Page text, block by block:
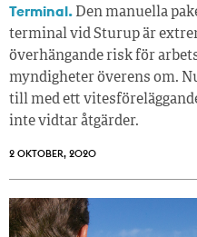
Terminal. Den manuella
terminal vid Sturup är
överhängande risk för
myndigheter överens om.
till med ett
inte vidtar åtgärder.
2 OKTOBER, 2020